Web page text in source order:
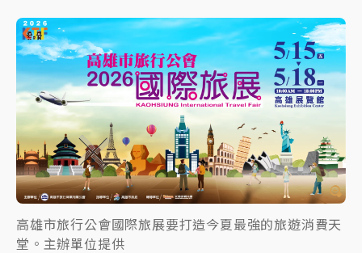
高雄市旅行公會國際旅展要打造今夏最強的旅遊消費天
堂。主辦單位提供